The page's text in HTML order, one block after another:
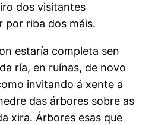
dos visitantes
por riba dos máis.
estaría completa sen
ría, en ruínas, de novo
invitando á xente a
das árbores sobre as
xira. Árbores esas que